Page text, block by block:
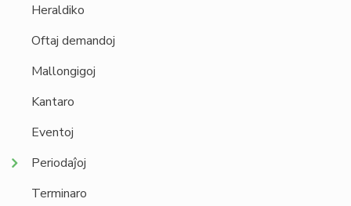
Heraldiko
Oftaj demandoj
Mallongigoj
Kantaro
Eventoj
Periodaĵoj
Terminaro